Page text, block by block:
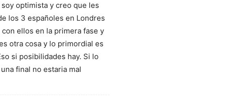
optimista y creo que les
los 3 españoles en Londres
ellos en la primera fase y
otra cosa y lo primordial es
si posibilidades hay. Si lo
final no estaria mal